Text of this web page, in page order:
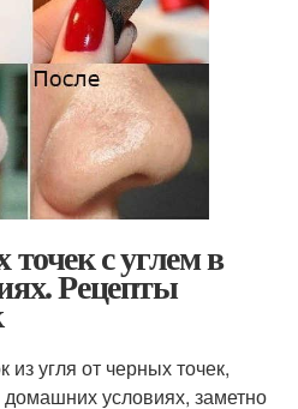
с углем в
Рецепты
угля от черных точек,
условиях, заметно